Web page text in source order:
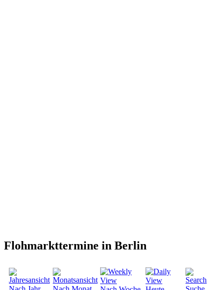
Flohmarkttermine in Berlin